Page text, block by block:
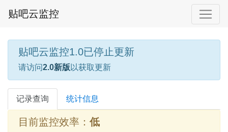
贴吧云监控
贴吧云监控1.0已停止更新
请访问2.0新版 以获取更新
记录查询 统计信息
目前监控效率： 低